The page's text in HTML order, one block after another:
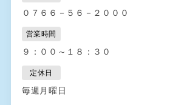
０７６６－５６－２０００
営業時間
９：００～１８：３０
定休日
毎週月曜日